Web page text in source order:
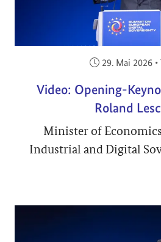
Veröffentlicht
29. Mai 2026 •
Video: Opening-
Roland
Minister of
Industrial and Digital